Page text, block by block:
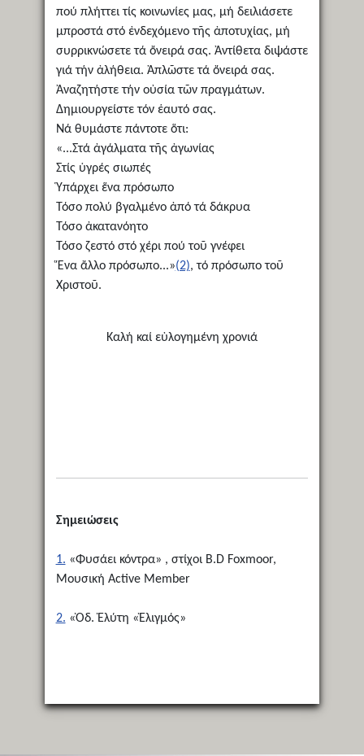
πού πλήττει τίς κοινωνίες μας, μή δειλιάσετε
μπροστά στό ἐνδεχόμενο τῆς ἀποτυχίας, μή
συρρικνώσετε τά ὄνειρά σας. Ἀντίθετα διψάστε
γιά τήν ἀλήθεια. Ἀπλῶστε τά ὄνειρά σας.
Ἀναζητήστε τήν οὐσία τῶν πραγμάτων.
Δημιουργείστε τόν ἑαυτό σας.
Νά θυμάστε πάντοτε ὅτι:
«...Στά ἀγάλματα τῆς ἀγωνίας
Στίς ὑγρές σιωπές
Ὑπάρχει ἕνα πρόσωπο
Τόσο πολύ βγαλμένο ἀπό τά δάκρυα
Τόσο ἀκατανόητο
Τόσο ζεστό στό χέρι πού τοῦ γνέφει
Ἕνα ἄλλο πρόσωπο...»(2), τό πρόσωπο τοῦ
Χριστοῦ.
Καλή καί εὐλογημένη χρονιά
Σημειώσεις
1. «Φυσάει κόντρα» , στίχοι Β.D Foxmoor,
Μουσική Active Member
2. «Ὀδ. Ἐλύτη «Ἐλιγμός»